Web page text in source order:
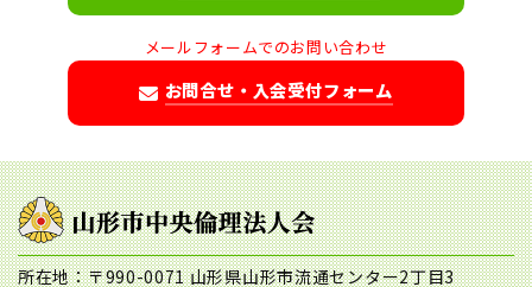
メールフォームでのお問い合わせ
お問合せ・入会受付フォーム
所在地：〒990-0071 山形県山形市流通センター2丁目3